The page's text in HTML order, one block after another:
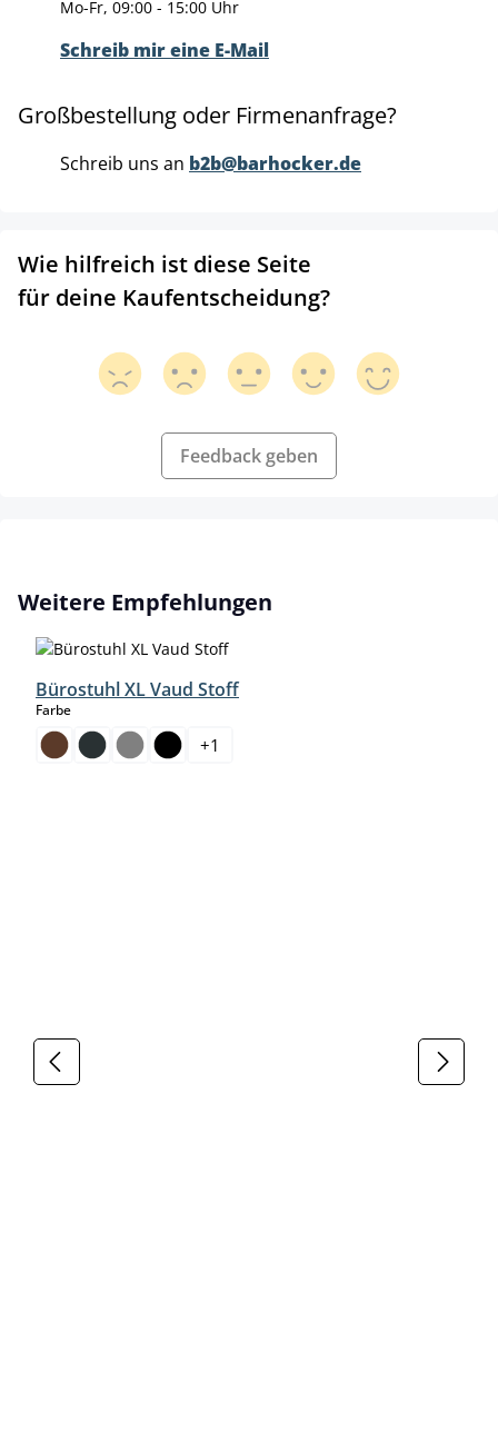
Mo-Fr, 09:00 - 15:00 Uhr
Schreib mir eine E-Mail
Großbestellung oder Firmenanfrage?
Schreib uns an b2b@barhocker.de
Wie hilfreich ist diese Seite
für deine Kaufentscheidung?
Feedback geben
Produktgalerie überspringen
Weitere Empfehlungen
Bürostuhl XL Vaud Stoff
Farbeauswählen
+1